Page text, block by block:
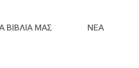
ΒΙΒΛΙΑ ΜΑΣ ΝΈΑ